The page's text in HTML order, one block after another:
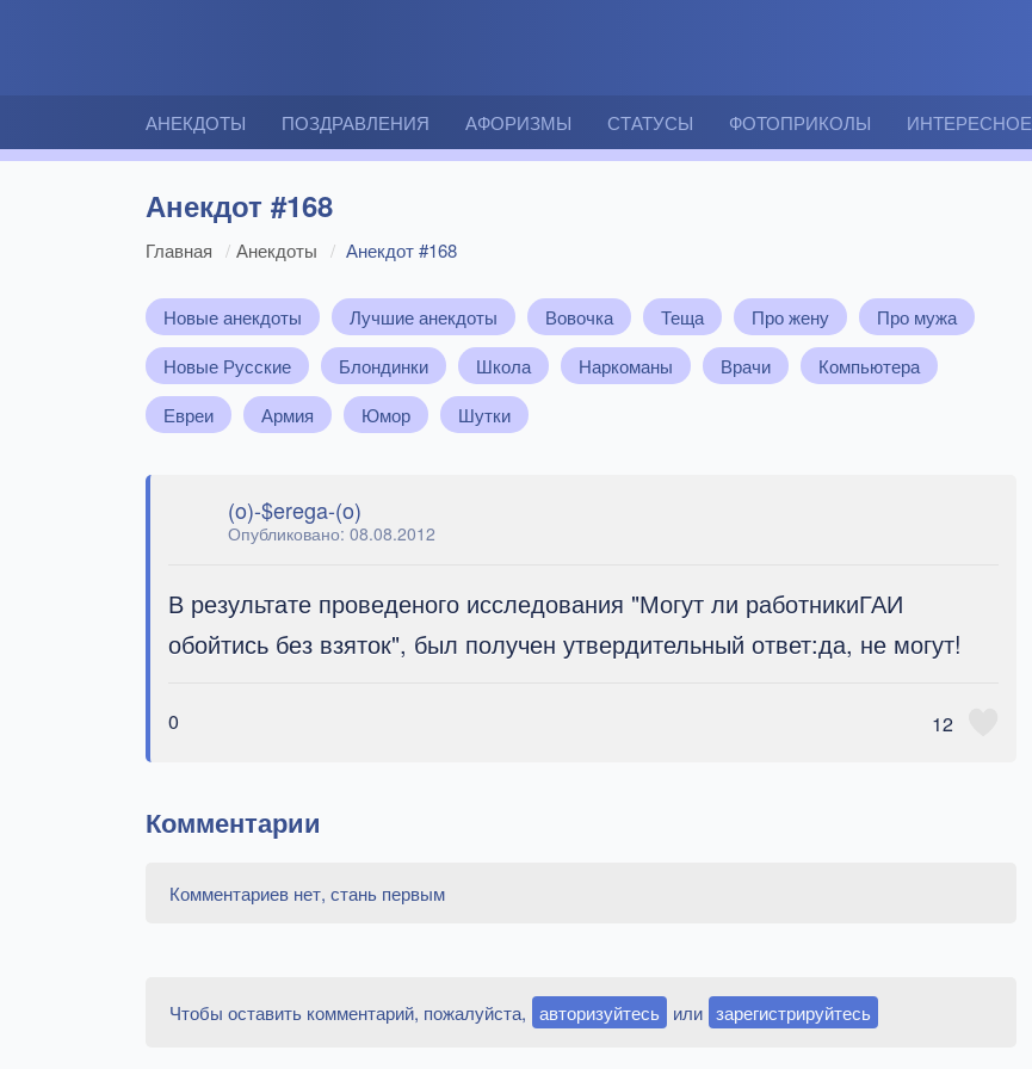
АНЕКДОТЫ ПОЗДРАВЛЕНИЯ АФОРИЗМЫ СТАТУСЫ ФОТОПРИКОЛЫ ИНТЕРЕСНОЕ
Анекдот #168
Главная Анекдоты Анекдот #168
Новые анекдоты Лучшие анекдоты Вовочка Теща Про жену
Про мужа
Новые Русские
Блондинки Школа Наркоманы Врачи
Компьютера
Евреи
Армия Юмор Шутки
(o)-$erega-(o)
Опубликовано: 08.08.2012
В результате проведеного исследования "Могут ли работникиГАИ
обойтись без взяток", был получен утвердительный ответ:да, не могут!
0 12
Комментарии
Комментариев нет, стань первым
Чтобы оставить комментарий, пожалуйста, авторизуйтесь или зарегистрируйтесь